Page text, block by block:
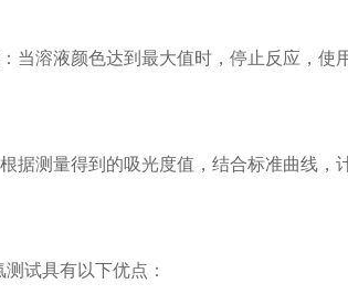
溶液颜色达到最大值时，停止反应，使用
测量得到的吸光度值，结合标准曲线，计
试具有以下优点：